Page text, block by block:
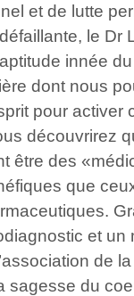
et de lutte
le Dr
innée
dont nous
pour activer
découvrirez
être des
que
et un
de
sagesse du